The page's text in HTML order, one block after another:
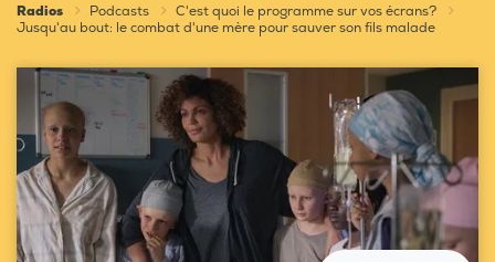
Radios Podcasts
C'est quoi le programme sur vos écrans?
Jusqu'au bout: le combat d'une mère pour sauver son fils malade